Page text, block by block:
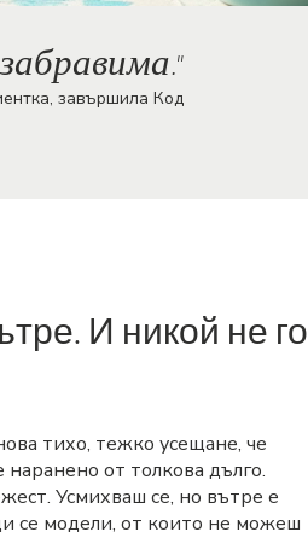
"
Код
И никой не го
тихо, тежко усещане, че
от толкова дълго.
Усмихваш се, но вътре е
се модели, от които не можеш